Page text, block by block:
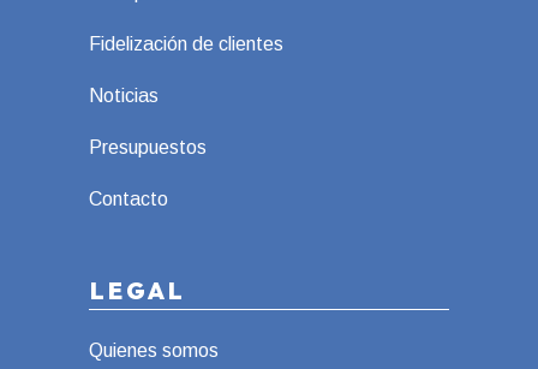
Fidelización de clientes
Noticias
Presupuestos
Contacto
LEGAL
Quienes somos